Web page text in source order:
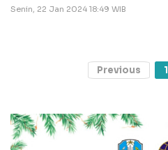
Senin, 22 Jan 2024 18:49 WIB
Previous 1